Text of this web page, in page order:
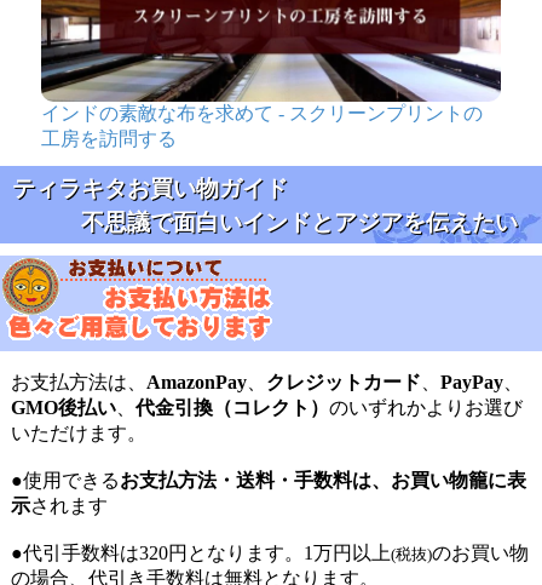
インドの素敵な布を求めて - スクリーンプリントの
工房を訪問する
ティラキタお買い物ガイド
不思議で面白いインドとアジアを伝えたい
お支払方法は、 AmazonPay、 クレジットカード、 PayPay、
GMO後払い、代金引換（コレクト） のいずれかよりお選び
いただけます。
●使用できるお支払方法・送料・手数料は、お買い物籠に表
示されます
●代引手数料は320円となります。1万円以上(税抜)のお買い物
の場合、代引き手数料は無料となります。